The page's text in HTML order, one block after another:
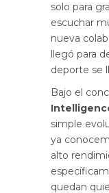
solo para
escuchar
nueva
llegó para
deporte se
Bajo el
simple
ya
alto
quedan